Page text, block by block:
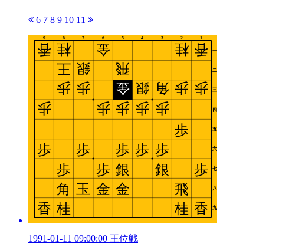
6 7 8 9 10 11
1991-01-11 09:00:00 王位戦